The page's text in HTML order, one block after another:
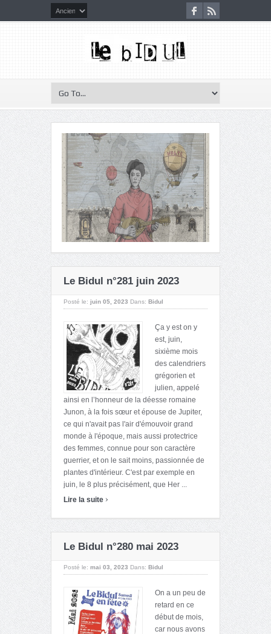
Le Bidul d’Octobre 2025
#306
Le Bidul n°281 juin 2023
Posté le: juin 05, 2023 Dans: Bidul
Ça y est on y
est, juin,
sixième mois
des calendriers
grégorien et
julien, appelé
ainsi en l’honneur de la déesse romaine
Junon, à la fois sœur et épouse de Jupiter,
ce qui n'avait pas l'air d'émouvoir grand
monde à l'époque, mais aussi protectrice
des femmes, connue pour son caractère
guerrier, et on le sait moins, passionnée de
plantes d'intérieur. C'est par exemple en
juin, le 8 plus précisément, que Her ...
Lire la suite ›
Le Bidul n°280 mai 2023
Posté le: mai 03, 2023 Dans: Bidul
On a un peu de
retard en ce
début de mois,
car nous avons